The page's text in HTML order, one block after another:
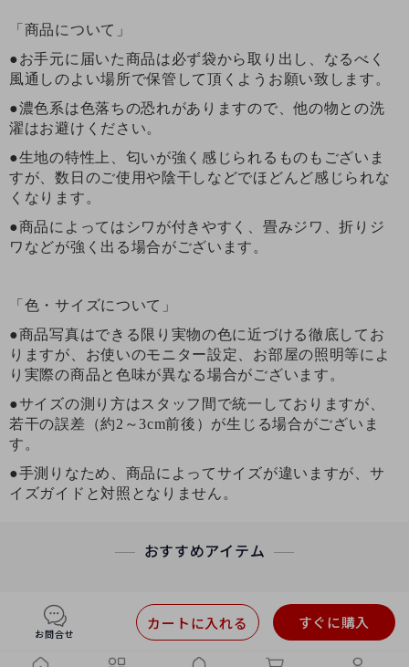
「商品について」
●お手元に届いた商品は必ず袋から取り出し、なるべく
風通しのよい場所で保管して頂くようお願い致します。
●濃色系は色落ちの恐れがありますので、他の物との洗
濯はお避けください。
●生地の特性上、匂いが強く感じられるものもございま
すが、数日のご使用や陰干しなどでほどんど感じられな
くなります。
●商品によってはシワが付きやすく、畳みジワ、折りジ
ワなどが強く出る場合がございます。
「色・サイズについて」
●商品写真はできる限り実物の色に近づける徹底してお
りますが、お使いのモニター設定、お部屋の照明等によ
り実際の商品と色味が異なる場合がございます。
●サイズの測り方はスタッフ間で統一しておりますが、
若干の誤差（約2～3cm前後）が生じる場合がございま
す。
●手測りなため、商品によってサイズが違いますが、サ
イズガイドと対照となりません。
おすすめアイテム
お問合せ
すぐに購入
カートに入れる